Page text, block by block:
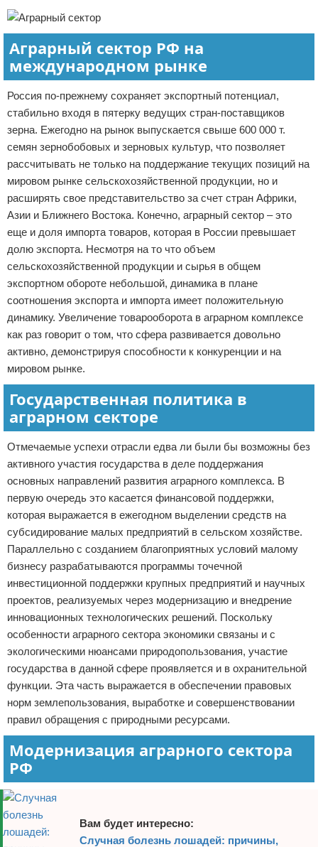
Аграрный сектор РФ на
международном рынке
Россия по-прежнему сохраняет экспортный потенциал,
стабильно входя в пятерку ведущих стран-поставщиков
зерна. Ежегодно на рынок выпускается свыше 600 000 т.
семян зернобобовых и зерновых культур, что позволяет
рассчитывать не только на поддержание текущих позиций на
мировом рынке сельскохозяйственной продукции, но и
расширять свое представительство за счет стран Африки,
Азии и Ближнего Востока. Конечно, аграрный сектор – это
еще и доля импорта товаров, которая в России превышает
долю экспорта. Несмотря на то что объем
сельскохозяйственной продукции и сырья в общем
экспортном обороте небольшой, динамика в плане
соотношения экспорта и импорта имеет положительную
динамику. Увеличение товарооборота в аграрном комплексе
как раз говорит о том, что сфера развивается довольно
активно, демонстрируя способности к конкуренции и на
мировом рынке.
Государственная политика в
аграрном секторе
Отмечаемые успехи отрасли едва ли были бы возможны без
активного участия государства в деле поддержания
основных направлений развития аграрного комплекса. В
первую очередь это касается финансовой поддержки,
которая выражается в ежегодном выделении средств на
субсидирование малых предприятий в сельском хозяйстве.
Параллельно с созданием благоприятных условий малому
бизнесу разрабатываются программы точечной
инвестиционной поддержки крупных предприятий и научных
проектов, реализуемых через модернизацию и внедрение
инновационных технологических решений. Поскольку
особенности аграрного сектора экономики связаны и с
экологическими нюансами природопользования, участие
государства в данной сфере проявляется и в охранительной
функции. Эта часть выражается в обеспечении правовых
норм землепользования, выработке и совершенствовании
правил обращения с природными ресурсами.
Модернизация аграрного сектора
РФ
Вам будет интересно:
Случная болезнь лошадей: причины,